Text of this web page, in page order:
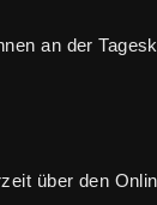
an der
über den